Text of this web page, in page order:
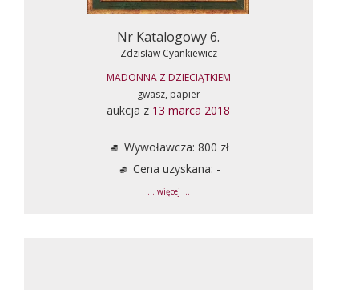
Nr Katalogowy 6.
Zdzisław Cyankiewicz
MADONNA Z DZIECIĄTKIEM
gwasz, papier
aukcja z 13 marca 2018
Wywoławcza: 800 zł
Cena uzyskana: -
... więcej ...